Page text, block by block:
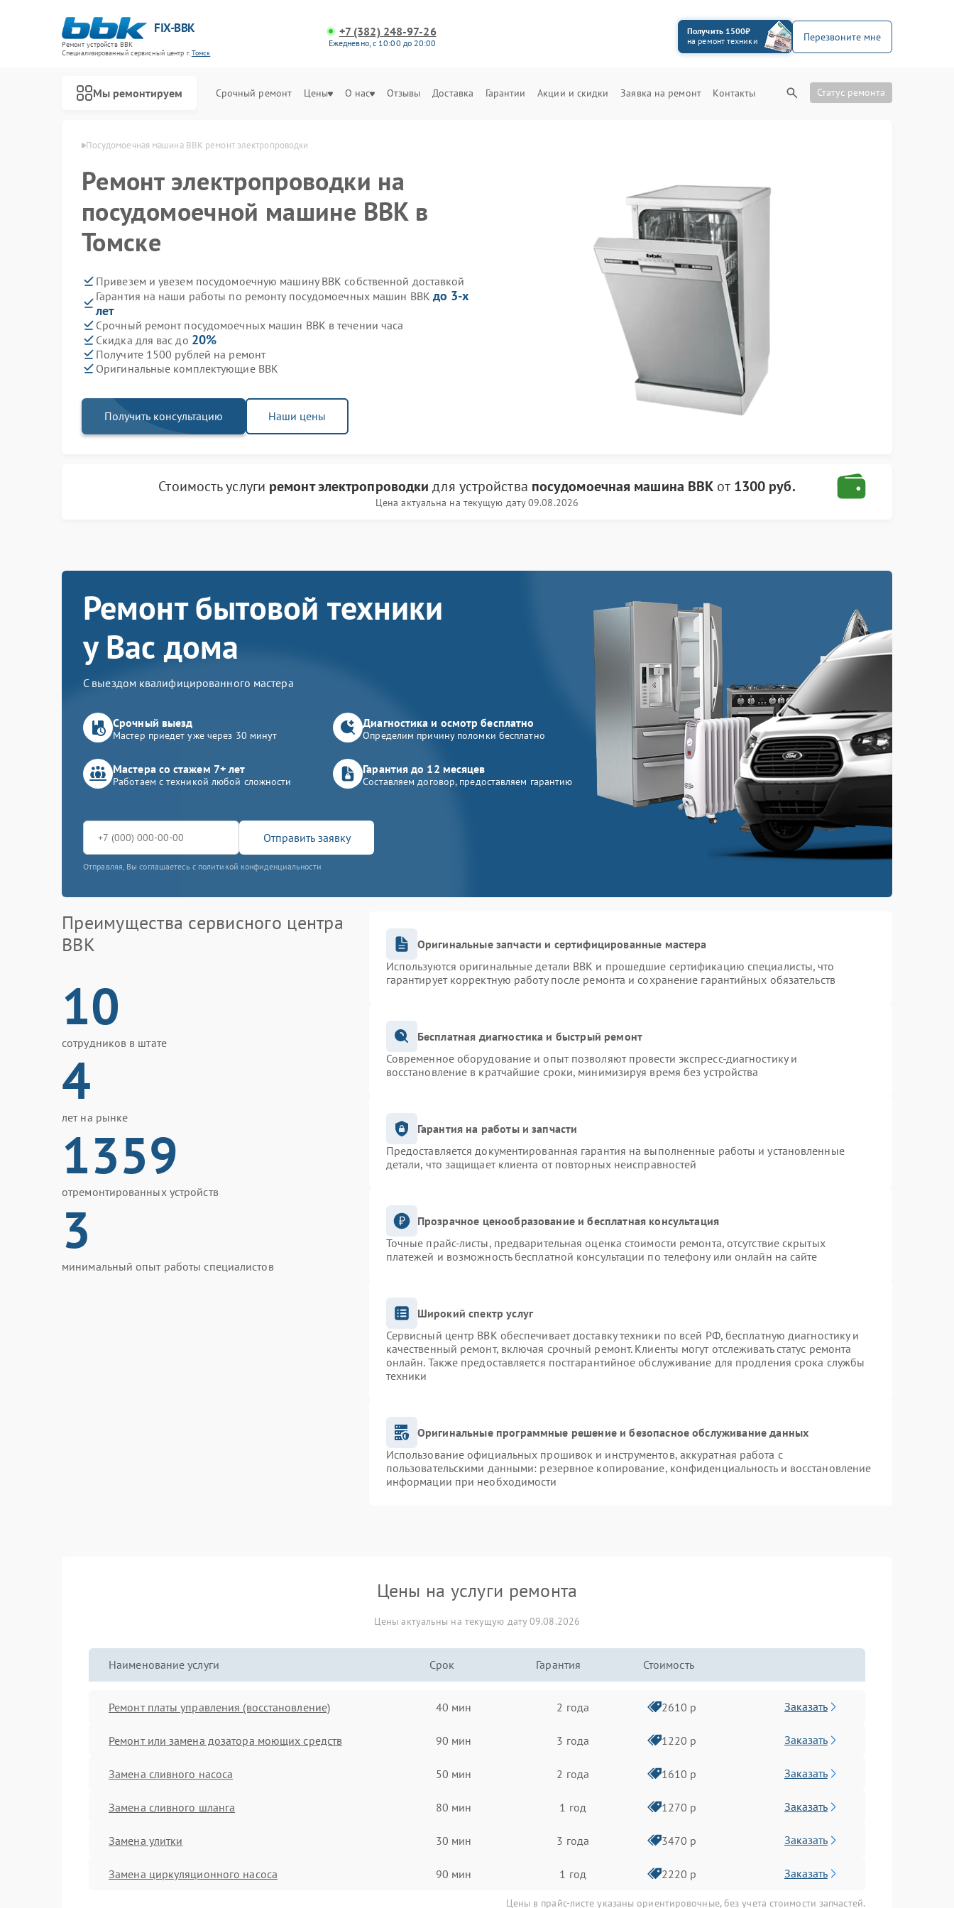
FIX-BBK
Ремонт устройств BBK
Специализированный cервисный центр г.Томск
+7 (382) 248-97-26
Ежедневно, с 10:00 до 20:00
Получить 1500₽
на ремонт техники
Перезвоните мне
Мы ремонтируем Срочный ремонт Цены О нас Отзывы Доставка Гарантии Акции и скидки Заявка на ремонт Контакты Статус ремонта
Посудомоечная машина BBK ремонт электропроводки
Ремонт электропроводки на
посудомоечной машине BBK в
Томске
Привезем и увезем посудомоечную машину BBK собственной доставкой
Гарантия на наши работы по ремонту посудомоечных машин BBK до 3-х
лет
Срочный ремонт посудомоечных машин BBK в течении часа
Скидка для вас до 20%
Получите 1500 рублей на ремонт
Оригинальные комплектующие BBK
Получить консультацию Наши цены
Стоимость услуги ремонт электропроводки для устройства посудомоечная машина BBK от 1300 руб.
Цена актуальна на текущую дату 09.08.2026
Ремонт бытовой техники
у Вас дома
С выездом квалифицированного мастера
Срочный выезд
Мастер приедет уже через 30 минут
Диагностика и осмотр бесплатно
Определим причину поломки бесплатно
Мастера со стажем 7+ лет
Работаем с техникой любой сложности
Гарантия до 12 месяцев
Составляем договор, предоставляем гарантию
Отправить заявку
Отправляя, Вы соглашаетесь с политикой конфиденциальности
Преимущества сервисного центра
BBK
10
сотрудников в штате
4
лет на рынке
1359
отремонтированных устройств
3
минимальный опыт работы специалистов
Оригинальные запчасти и сертифицированные мастера
Используются оригинальные детали BBK и прошедшие сертификацию специалисты, что
гарантирует корректную работу после ремонта и сохранение гарантийных обязательств
Бесплатная диагностика и быстрый ремонт
Современное оборудование и опыт позволяют провести экспресс-диагностику и
восстановление в кратчайшие сроки, минимизируя время без устройства
Гарантия на работы и запчасти
Предоставляется документированная гарантия на выполненные работы и установленные
детали, что защищает клиента от повторных неисправностей
Прозрачное ценообразование и бесплатная консультация
Точные прайс-листы, предварительная оценка стоимости ремонта, отсутствие скрытых
платежей и возможность бесплатной консультации по телефону или онлайн на сайте
Широкий спектр услуг
Сервисный центр BBK обеспечивает доставку техники по всей РФ, бесплатную диагностику и
качественный ремонт, включая срочный ремонт. Клиенты могут отслеживать статус ремонта
онлайн. Также предоставляется постгарантийное обслуживание для продления срока службы
техники
Оригинальные программные решение и безопасное обслуживание данных
Использование официальных прошивок и инструментов, аккуратная работа с
пользовательскими данными: резервное копирование, конфиденциальность и восстановление
информации при необходимости
Цены на услуги ремонта
Цены актуальны на текущую дату 09.08.2026
Наименование услуги Срок Гарантия Стоимость
Ремонт платы управления (восстановление) 40 мин 2 года 2610 р Заказать
Ремонт или замена дозатора моющих средств 90 мин 3 года 1220 р Заказать
Замена сливного насоса 50 мин 2 года 1610 р Заказать
Замена сливного шланга 80 мин 1 год 1270 р Заказать
Замена улитки 30 мин 3 года 3470 р Заказать
Замена циркуляционного насоса 90 мин 1 год 2220 р Заказать
Цены в прайс-листе указаны ориентировочные, без учета стоимости запчастей.